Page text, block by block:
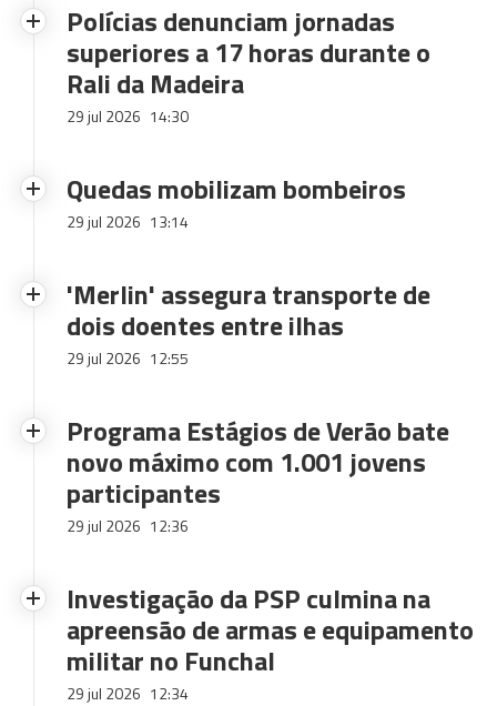
Polícias denunciam jornadas
superiores a 17 horas durante o
Rali da Madeira
29 jul 2026 14:30
Quedas mobilizam bombeiros
29 jul 2026 13:14
'Merlin' assegura transporte de
dois doentes entre ilhas
29 jul 2026 12:55
Programa Estágios de Verão bate
novo máximo com 1.001 jovens
participantes
29 jul 2026 12:36
Investigação da PSP culmina na
apreensão de armas e equipamento
militar no Funchal
29 jul 2026 12:34